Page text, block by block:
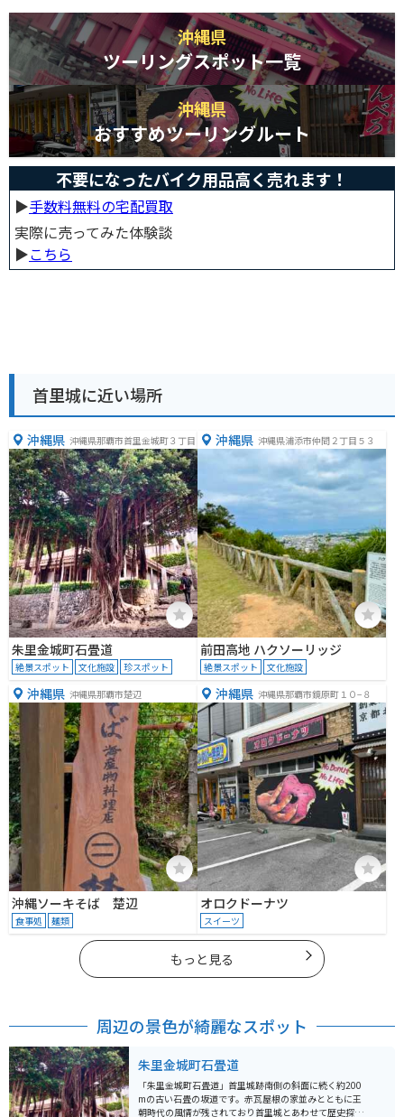
沖縄県
ツーリングスポット一覧
沖縄県
おすすめツーリングルート
不要になったバイク用品高く売れます！
▶︎手数料無料の宅配買取
実際に売ってみた体験談
▶︎こちら
首里城に近い場所
沖縄県 沖縄県那覇市首里金城町３丁目
朱里金城町石畳道
絶景スポット 文化施設 珍スポット
沖縄県 沖縄県浦添市仲間２丁目５３
前田高地 ハクソーリッジ
絶景スポット 文化施設
沖縄県 沖縄県那覇市楚辺
沖縄ソーキそば 楚辺
食事処 麺類
沖縄県 沖縄県那覇市鏡原町１０−８
オロクドーナツ
スイーツ
もっと見る
周辺の景色が綺麗なスポット
朱里金城町石畳道
「朱里金城町石畳道」首里城跡南側の斜面に続く約200
mの古い石畳の坂道です。赤瓦屋根の家並みとともに王
朝時代の風情が残されており首里城とあわせて歴史探訪